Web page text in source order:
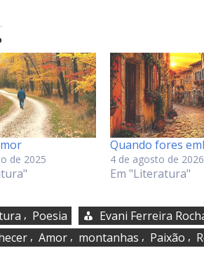
de 2025
Quando fores
4 de agosto de 2026
Em "Literatura"
, Poesia
Evani Ferreira
, Amor , montanhas , Paixão ,